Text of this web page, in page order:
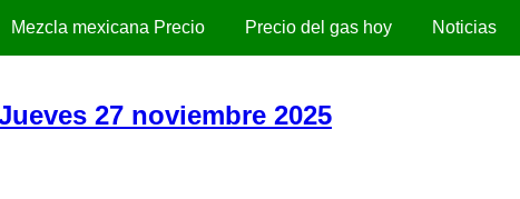
Mezcla mexicana Precio Precio del gas hoy Noticias
27 noviembre 2025